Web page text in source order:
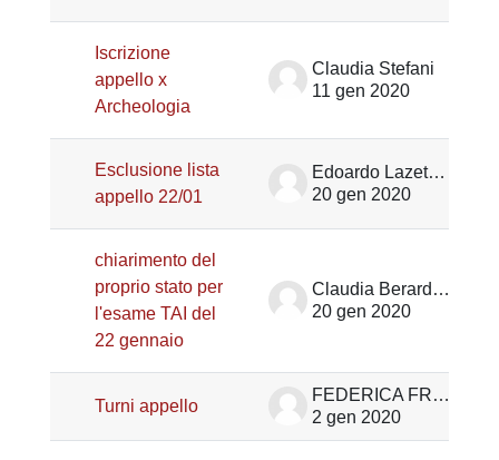
Iscrizione
appello x
Archeologia
Claudia Stefani
11 gen 2020
Esclusione lista
appello 22/01
Edoardo Lazetera
20 gen 2020
chiarimento del
proprio stato per
l'esame TAI del
22 gennaio
Claudia Berardelli
20 gen 2020
Turni appello
FEDERICA FRIGHETTO
2 gen 2020